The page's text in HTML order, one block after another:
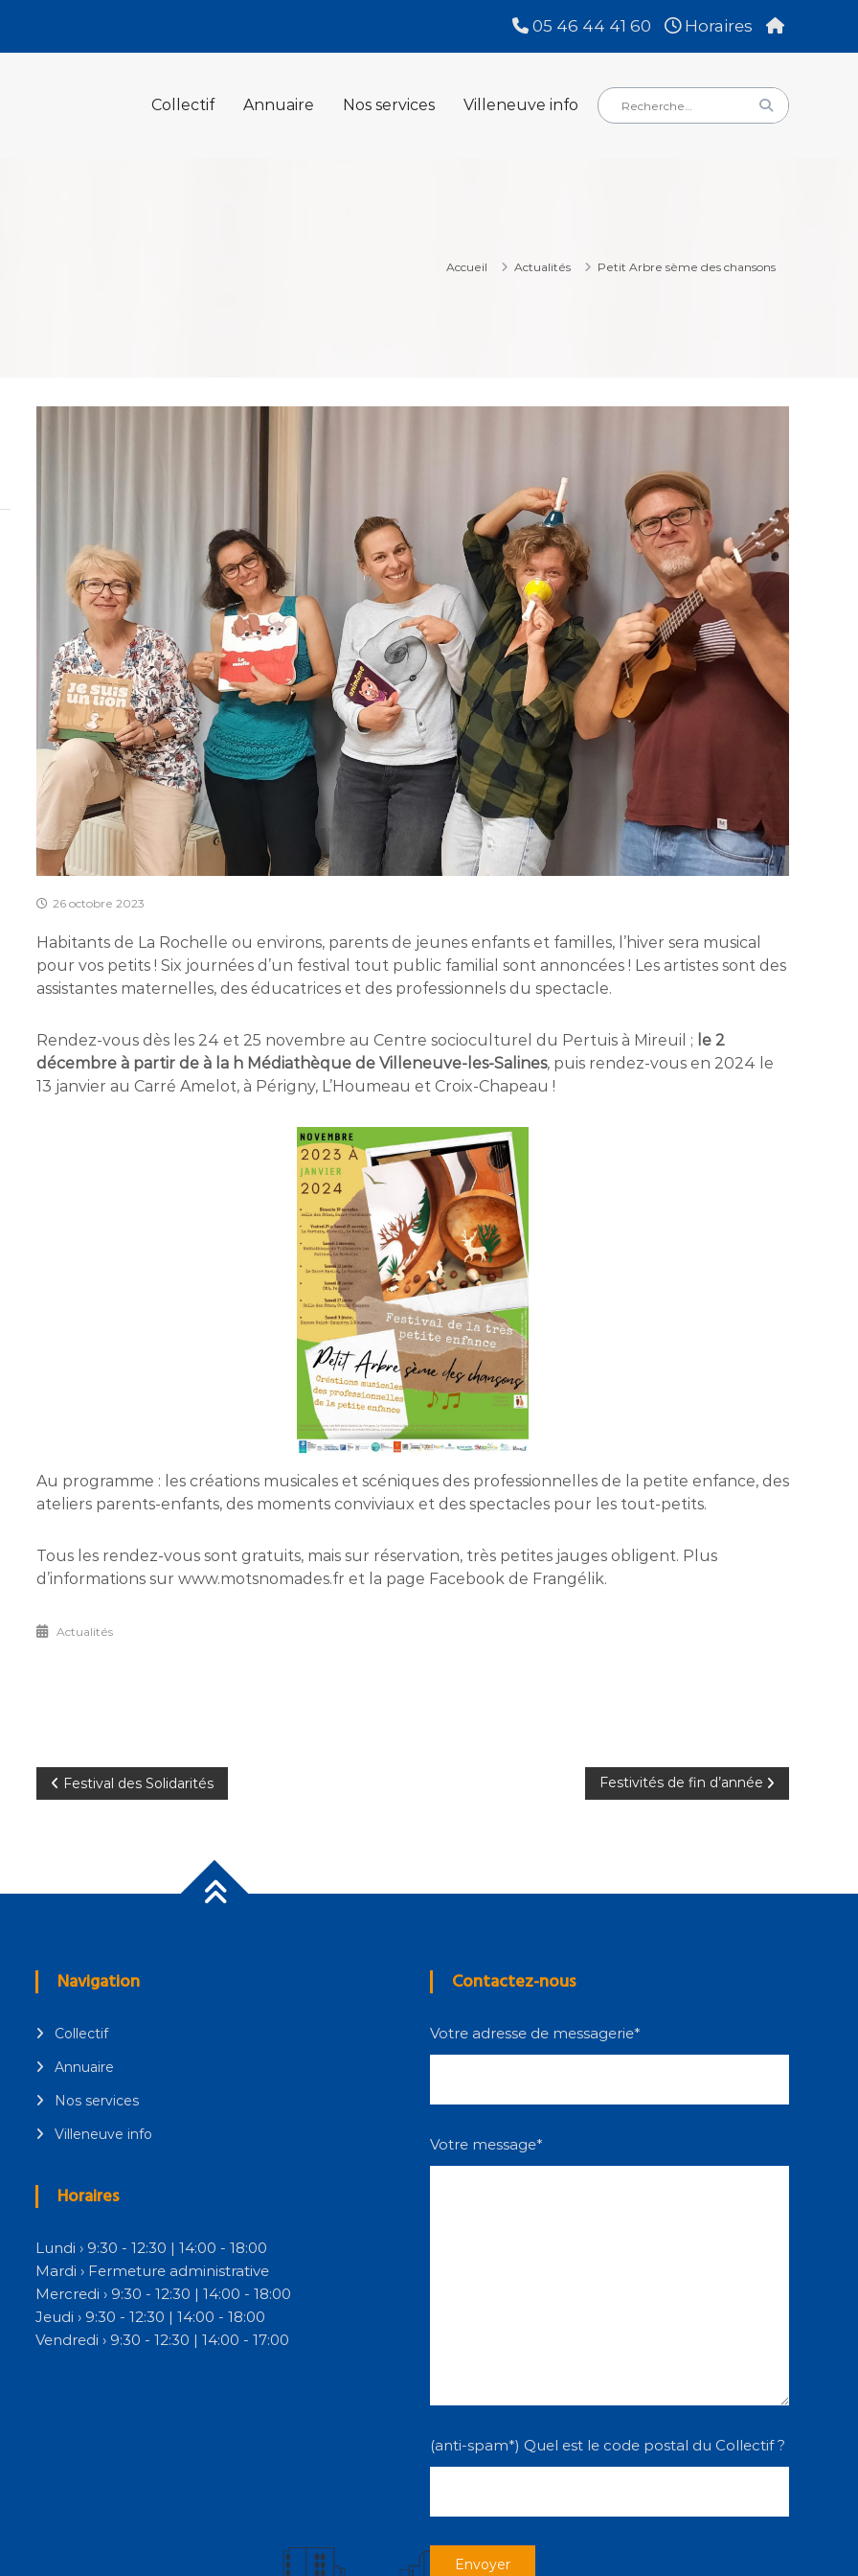
05 46 44 41 60 Horaires
Collectif Annuaire Nos services Villeneuve info
Rechercher
:
Rechercher
Accueil Actualités Petit Arbre sème des chansons
26 octobre 2023
Habitants de La Rochelle ou environs, parents de jeunes enfants et familles, l’hiver sera musical
pour vos petits ! Six journées d’un festival tout public familial sont annoncées ! Les artistes sont des
assistantes maternelles, des éducatrices et des professionnels du spectacle.
Rendez-vous dès les 24 et 25 novembre au Centre socioculturel du Pertuis à Mireuil ; le 2
décembre à partir de à la h Médiathèque de Villeneuve-les-Salines, puis rendez-vous en 2024 le
13 janvier au Carré Amelot, à Périgny, L’Houmeau et Croix-Chapeau !
Au programme : les créations musicales et scéniques des professionnelles de la petite enfance, des
ateliers parents-enfants, des moments conviviaux et des spectacles pour les tout-petits.
Tous les rendez-vous sont gratuits, mais sur réservation, très petites jauges obligent. Plus
d’informations sur www.motsnomades.fr et la page Facebook de Frangélik.
Actualités
Navigation
Festival des Solidarités Festivités de fin d’année
Navigation
Collectif
Annuaire
Nos services
Villeneuve info
Horaires
Lundi › 9:30 - 12:30 | 14:00 - 18:00
Mardi › Fermeture administrative
Mercredi › 9:30 - 12:30 | 14:00 - 18:00
Jeudi › 9:30 - 12:30 | 14:00 - 18:00
Vendredi › 9:30 - 12:30 | 14:00 - 17:00
Contactez-nous
Votre adresse de messagerie*
Votre message*
(anti-spam*) Quel est le code postal du Collectif ?